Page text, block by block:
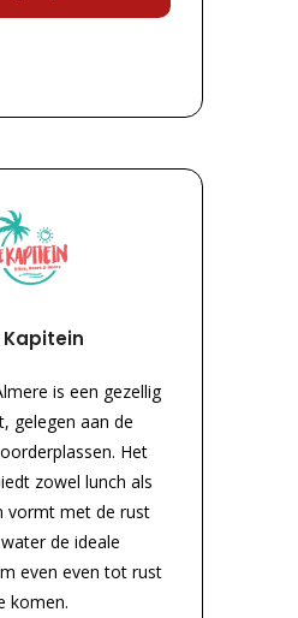
Kapitein
is een gezellig
gelegen aan de
Het
zowel lunch als
vormt met de rust
de ideale
even even tot rust
komen.